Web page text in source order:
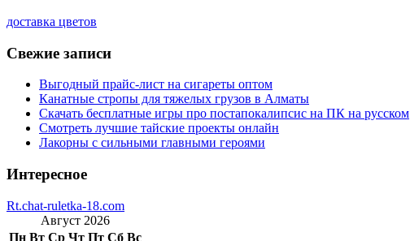
доставка цветов
Свежие записи
Выгодный прайс-лист на сигареты оптом
Канатные стропы для тяжелых грузов в Алматы
Скачать бесплатные игры про постапокалипсис на ПК на русском
Смотреть лучшие тайские проекты онлайн
Лакорны с сильными главными героями
Интересное
Rt.chat-ruletka-18.com
Август 2026
Пн Вт Ср Чт Пт Сб Вс